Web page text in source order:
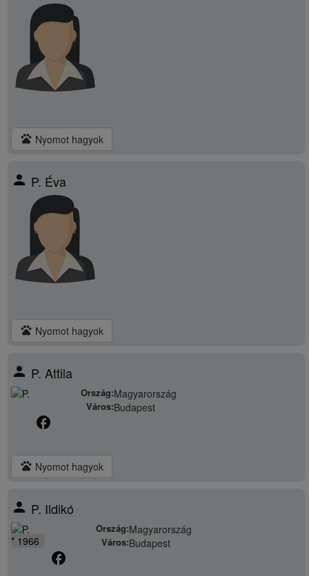
pets Nyomot hagyok
person P. Éva
pets Nyomot hagyok
person P. Attila
Ország:Magyarország
Város:Budapest
facebook
pets Nyomot hagyok
person P. Ildikó
* 1966
Ország:Magyarország
Város:Budapest
facebook